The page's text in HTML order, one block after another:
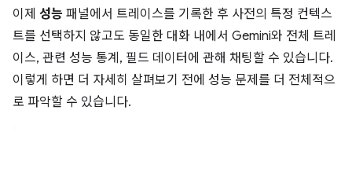
이제 성능 패널에서 트레이스를 기록한 후 사전의 특정 컨텍스
트를 선택하지 않고도 동일한 대화 내에서 Gemini와 전체 트레
이스, 관련 성능 통계, 필드 데이터에 관해 채팅할 수 있습니다.
이렇게 하면 더 자세히 살펴보기 전에 성능 문제를 더 전체적으
로 파악할 수 있습니다.